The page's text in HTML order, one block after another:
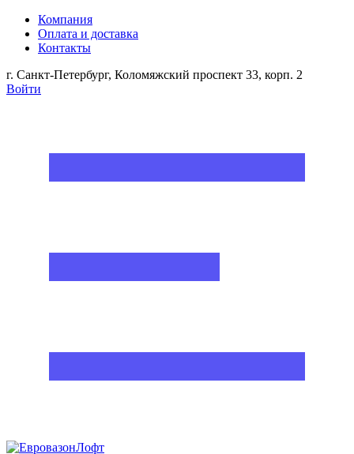
Компания
Оплата и доставка
Контакты
г. Санкт-Петербург, Коломяжский проспект 33, корп. 2
Войти